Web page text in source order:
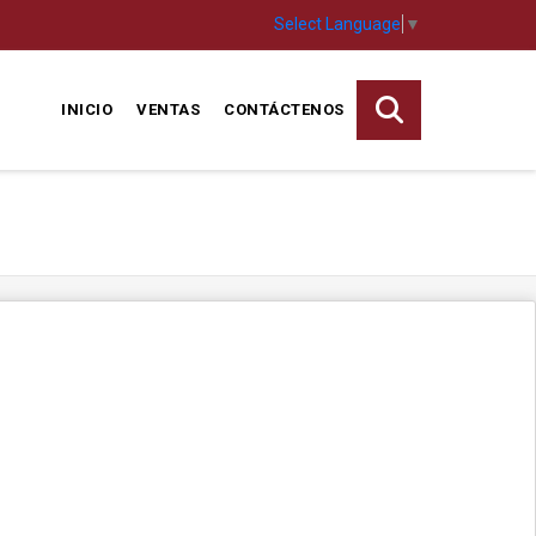
Select Language ▼
INICIO VENTAS CONTÁCTENOS